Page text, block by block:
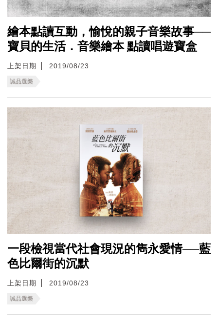
繪本點讀互動，愉悅的親子音樂故事──
寶貝的生活．音樂繪本 點讀唱遊寶盒
上架日期 2019/08/23
誠品選樂
一段檢視當代社會現況的雋永愛情──藍
色比爾街的沉默
上架日期 2019/08/23
誠品選樂